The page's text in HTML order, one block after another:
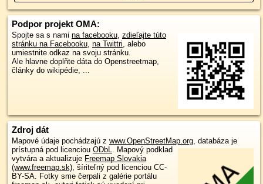
Podpor projekt OMA:
Spojte sa s nami na facebooku, zdieľajte túto
stránku na Facebooku, na Twittri, alebo
umiestnite odkaz na svoju stránku.
Ale hlavne doplňte dáta do Openstreetmap,
články do wikipédie, ...
Zdroj dát
Mapové údaje pochádzajú z www.OpenStreetMap.org, databáza je
prístupná pod licenciou ODbL. Mapový podklad
vytvára a aktualizuje Freemap Slovakia
(www.freemap.sk), šíriteľný pod licenciou CC-
BY-SA. Fotky sme čerpali z galérie portálu